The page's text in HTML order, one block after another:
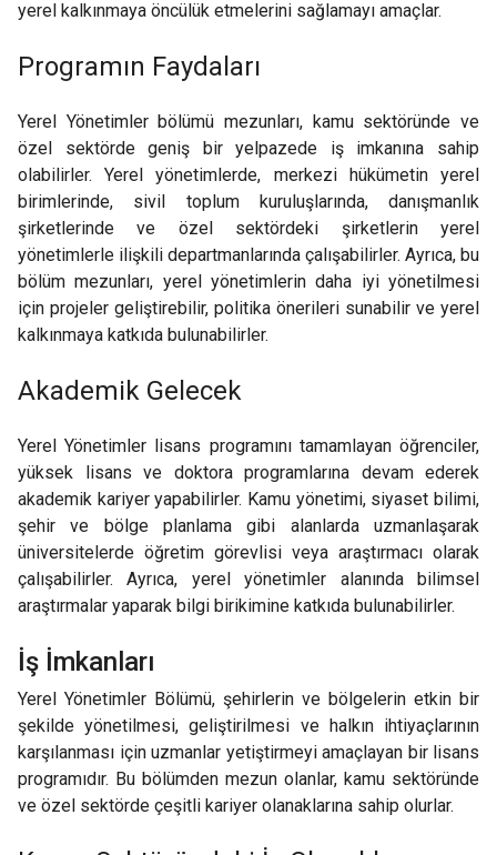
yerel kalkınmaya öncülük etmelerini sağlamayı amaçlar.
Programın Faydaları
Yerel Yönetimler bölümü mezunları, kamu sektöründe ve
özel sektörde geniş bir yelpazede iş imkanına sahip
olabilirler. Yerel yönetimlerde, merkezi hükümetin yerel
birimlerinde, sivil toplum kuruluşlarında, danışmanlık
şirketlerinde ve özel sektördeki şirketlerin yerel
yönetimlerle ilişkili departmanlarında çalışabilirler. Ayrıca, bu
bölüm mezunları, yerel yönetimlerin daha iyi yönetilmesi
için projeler geliştirebilir, politika önerileri sunabilir ve yerel
kalkınmaya katkıda bulunabilirler.
Akademik Gelecek
Yerel Yönetimler lisans programını tamamlayan öğrenciler,
yüksek lisans ve doktora programlarına devam ederek
akademik kariyer yapabilirler. Kamu yönetimi, siyaset bilimi,
şehir ve bölge planlama gibi alanlarda uzmanlaşarak
üniversitelerde öğretim görevlisi veya araştırmacı olarak
çalışabilirler. Ayrıca, yerel yönetimler alanında bilimsel
araştırmalar yaparak bilgi birikimine katkıda bulunabilirler.
İş İmkanları
Yerel Yönetimler Bölümü, şehirlerin ve bölgelerin etkin bir
şekilde yönetilmesi, geliştirilmesi ve halkın ihtiyaçlarının
karşılanması için uzmanlar yetiştirmeyi amaçlayan bir lisans
programıdır. Bu bölümden mezun olanlar, kamu sektöründe
ve özel sektörde çeşitli kariyer olanaklarına sahip olurlar.